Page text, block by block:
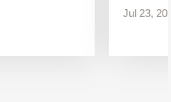
Jul 23,